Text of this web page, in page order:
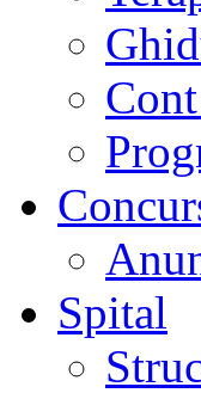
Spital